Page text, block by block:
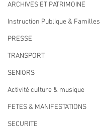
ARCHIVES ET PATRIMOINE
Instruction Publique & Familles
PRESSE
TRANSPORT
SENIORS
Activité culture & musique
FETES & MANIFESTATIONS
SECURITE